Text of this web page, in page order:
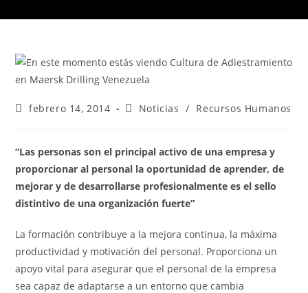
febrero 14, 2014 Noticias / Recursos Humanos
“Las personas son el principal activo de una empresa y
proporcionar al personal la oportunidad de aprender, de
mejorar y de desarrollarse profesionalmente es el sello
distintivo de una organización fuerte”
La formación contribuye a la mejora continua, la máxima
productividad y motivación del personal. Proporciona un
apoyo vital para asegurar que el personal de la empresa
sea capaz de adaptarse a un entorno que cambia